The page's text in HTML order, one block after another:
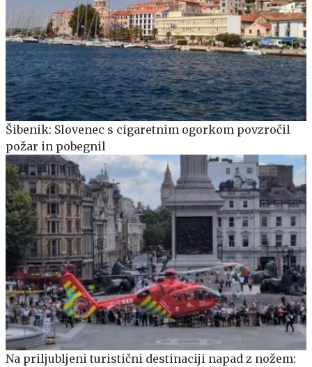
Šibenik: Slovenec s cigaretnim ogorkom povzročil
požar in pobegnil
Na priljubljeni turistični destinaciji napad z nožem: